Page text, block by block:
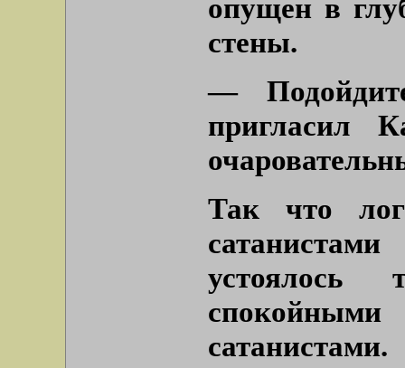
опущен в
стены.
—
пригласил
Так что
устоялось
спокойными
сатанистами.